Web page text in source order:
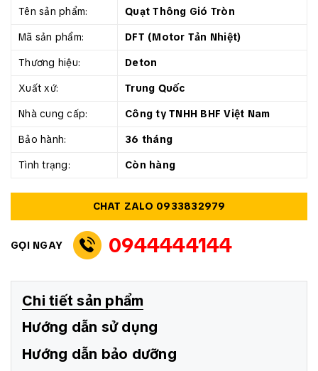
Tên sản phẩm:
Quạt Thông Gió Tròn
Mã sản phẩm:
DFT (Motor Tản Nhiệt)
Thương hiệu:
Deton
Xuất xứ:
Trung Quốc
Nhà cung cấp:
Công ty TNHH BHF Việt Nam
Bảo hành:
36 tháng
Tình trạng:
Còn hàng
CHAT ZALO 0933832979
GỌI NGAY 0944444144
Chi tiết sản phẩm
Hướng dẫn sử dụng
Hướng dẫn bảo dưỡng